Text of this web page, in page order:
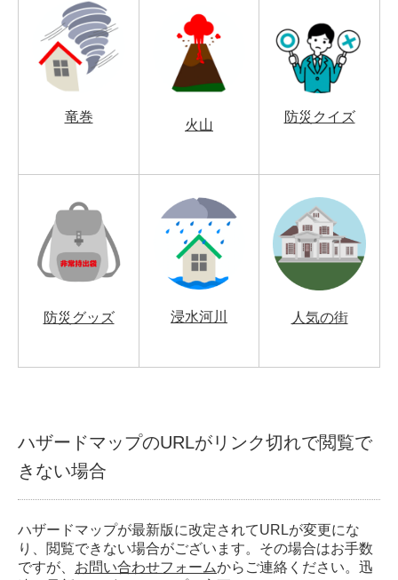
竜巻
火山
防災クイズ
防災グッズ 浸水河川 人気の街
ハザードマップのURLがリンク切れで閲覧で
きない場合
ハザードマップが最新版に改定されてURLが変更にな
り、閲覧できない場合がございます。その場合はお手数
ですが、 お問い合わせフォームからご連絡ください。迅